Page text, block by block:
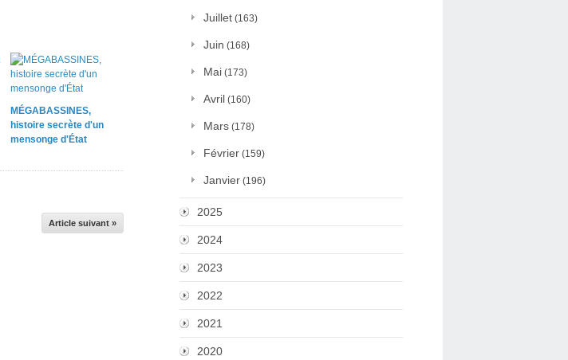
MÉGABASSINES,
histoire secrète d'un
mensonge d'État
Article suivant »
Juillet (163)
Juin (168)
Mai (173)
Avril (160)
Mars (178)
Février (159)
Janvier (196)
2025
2024
2023
2022
2021
2020